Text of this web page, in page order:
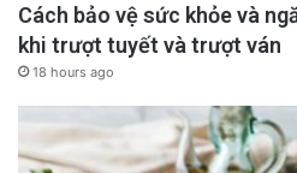
Cách bảo vệ sức khỏe và
khi trượt tuyết và trượt ván
18 hours ago